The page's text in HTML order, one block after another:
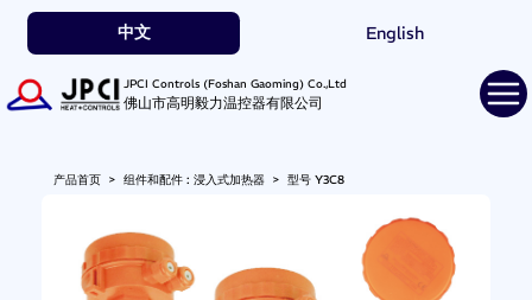
中文 English
JPCI Controls (Foshan Gaoming) Co.,Ltd
佛山市高明毅力温控器有限公司
产品首页> 组件和配件 : 浸入式加热器> 型号 Y3C8